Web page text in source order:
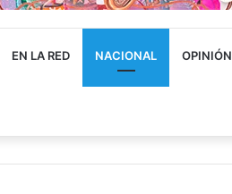
EN LA RED NACIONAL OPINIÓN